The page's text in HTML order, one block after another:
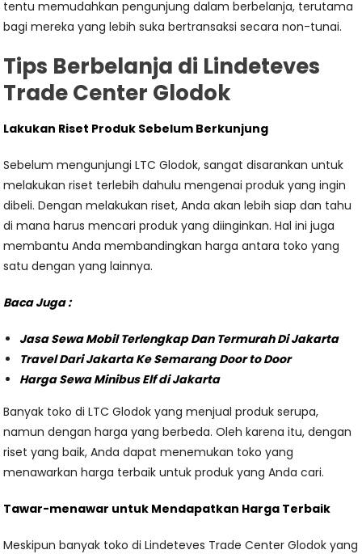
tentu memudahkan pengunjung dalam berbelanja, terutama
bagi mereka yang lebih suka bertransaksi secara non-tunai.
Tips Berbelanja di Lindeteves
Trade Center Glodok
Lakukan Riset Produk Sebelum Berkunjung
Sebelum mengunjungi LTC Glodok, sangat disarankan untuk
melakukan riset terlebih dahulu mengenai produk yang ingin
dibeli. Dengan melakukan riset, Anda akan lebih siap dan tahu
di mana harus mencari produk yang diinginkan. Hal ini juga
membantu Anda membandingkan harga antara toko yang
satu dengan yang lainnya.
Baca Juga :
Jasa Sewa Mobil Terlengkap Dan Termurah Di Jakarta
Travel Dari Jakarta Ke Semarang Door to Door
Harga Sewa Minibus Elf di Jakarta
Banyak toko di LTC Glodok yang menjual produk serupa,
namun dengan harga yang berbeda. Oleh karena itu, dengan
riset yang baik, Anda dapat menemukan toko yang
menawarkan harga terbaik untuk produk yang Anda cari.
Tawar-menawar untuk Mendapatkan Harga Terbaik
Meskipun banyak toko di Lindeteves Trade Center Glodok yang